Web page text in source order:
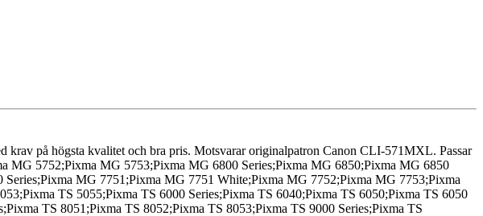
på högsta kvalitet och bra pris. Motsvarar originalpatron Canon CLI-571MXL. Passar
MG 5752;Pixma MG 5753;Pixma MG 6800 Series;Pixma MG 6850;Pixma MG 6850
MG 7751;Pixma MG 7751 White;Pixma MG 7752;Pixma MG 7753;Pixma
TS 5055;Pixma TS 6000 Series;Pixma TS 6040;Pixma TS 6050;Pixma TS 6050
TS 8051;Pixma TS 8052;Pixma TS 8053;Pixma TS 9000 Series;Pixma TS